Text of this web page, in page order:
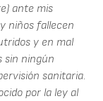
ante mis
niños fallecen
y en mal
sin ningún
sanitaria.
por la ley al